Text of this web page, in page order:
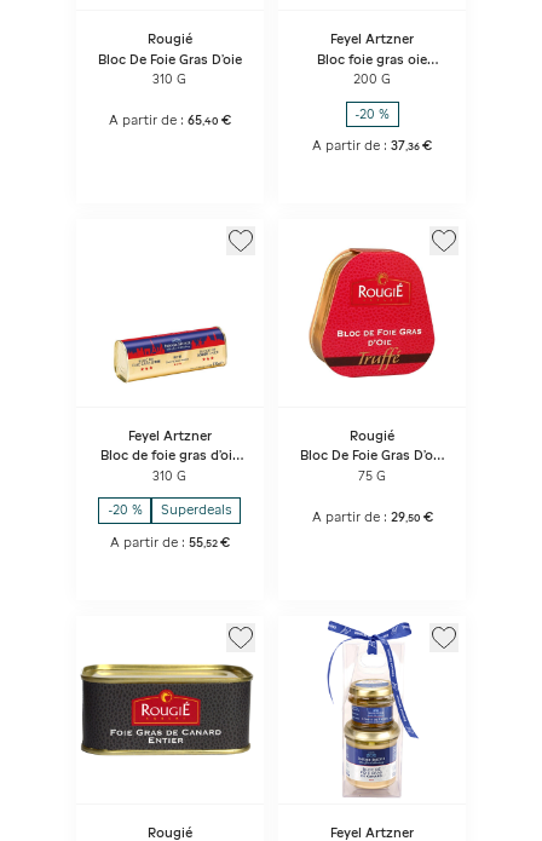
Rougié
Bloc De Foie Gras D'oie
310 G
A partir de : 65,40 €
Feyel Artzner
Bloc foie gras oie
Trapeze
200 G
-20 %
A partir de :37,36 €
Feyel Artzner
Bloc de foie gras d'oie
Exclusiv Travel
310 G
-20 % Superdeals
A partir de : 55,52 €
Rougié
Bloc De Foie Gras D'oie
Truffé 2 Tranches
75 G
A partir de : 29, 50 €
Rougié
Feyel Artzner